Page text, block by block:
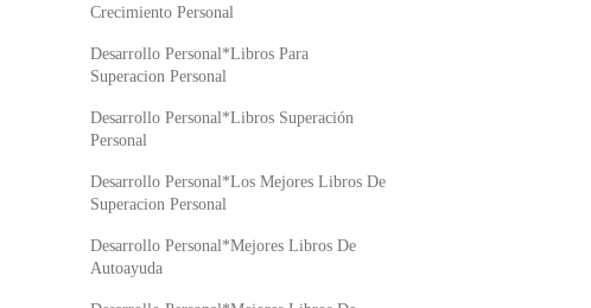
Crecimiento Personal
Desarrollo Personal*Libros Para
Superacion Personal
Desarrollo Personal*Libros Superación
Personal
Desarrollo Personal*Los Mejores Libros De
Superacion Personal
Desarrollo Personal*Mejores Libros De
Autoayuda